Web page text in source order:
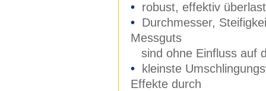
• robust, effektiv
• Durchmesser,
Messguts
sind ohne Einfluss auf
•
kleinste
Effekte durch